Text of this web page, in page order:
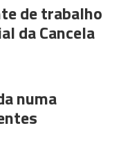
de trabalho
da Cancela
numa